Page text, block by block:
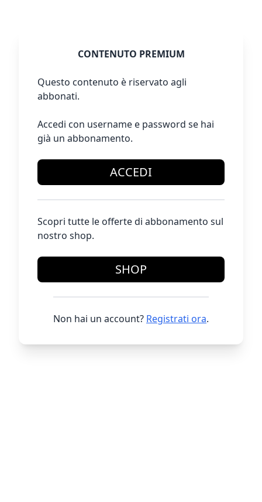
CONTENUTO PREMIUM
Questo contenuto è riservato agli
abbonati.
Accedi con username e password se hai
già un abbonamento.
ACCEDI
Scopri tutte le offerte di abbonamento sul
nostro shop.
SHOP
Non hai un account? Registrati ora.